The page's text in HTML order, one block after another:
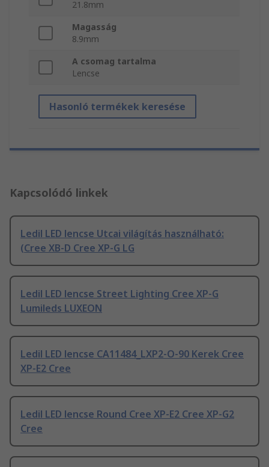
21.8mm
Magasság
8.9mm
A csomag tartalma
Lencse
Hasonló termékek keresése
Kapcsolódó linkek
Ledil LED lencse Utcai világítás használható:
(Cree XB-D Cree XP-G LG
Ledil LED lencse Street Lighting Cree XP-G
Lumileds LUXEON
Ledil LED lencse CA11484_LXP2-O-90 Kerek Cree
XP-E2 Cree
Ledil LED lencse Round Cree XP-E2 Cree XP-G2
Cree